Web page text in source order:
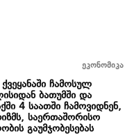
ეკონომიკა
ჩამოსულ
ბათუმში და
4 საათში ჩამოვიდნენ,
საერთაშორისო
გაუმჯობესებას